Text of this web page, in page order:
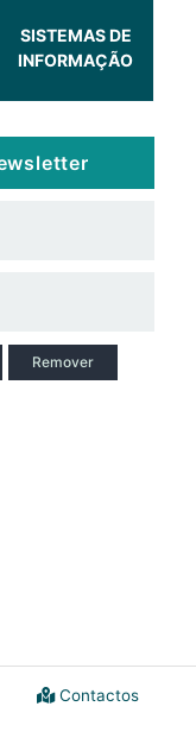
SISTEMAS DE
INFORMAÇÃO
Remover
Contactos